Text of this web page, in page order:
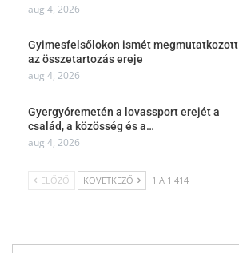
aug 4, 2026
Gyimesfelsőlokon ismét megmutatkozott
az összetartozás ereje
aug 4, 2026
Gyergyóremetén a lovassport erejét a
család, a közösség és a…
aug 4, 2026
ELŐZŐ KÖVETKEZŐ 1 A 1 414